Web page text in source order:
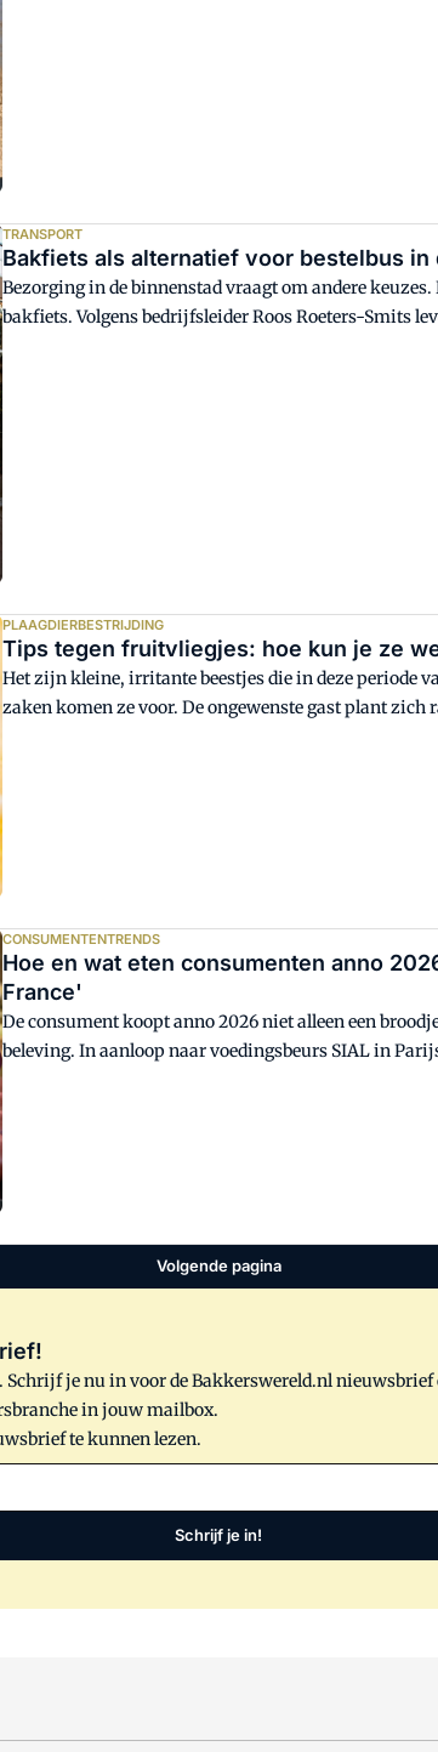
TRANSPORT
Bakfiets als alternatief voor bestelbus
Bezorging in de binnenstad vraagt om andere
bakfiets. Volgens bedrijfsleider Roos Roeters-Smits
PLAAGDIERBESTRIJDING
Tips tegen fruitvliegjes: hoe kun je ze
Het zijn kleine, irritante beestjes die in deze periode
zaken komen ze voor. De ongewenste gast plant
CONSUMENTENTRENDS
Hoe en wat eten consumenten anno
France'
De consument koopt anno 2026 niet alleen een
beleving. In aanloop naar voedingsbeurs SIAL in
Volgende pagina
je nu in voor de Bakkerswereld.nl
in jouw mailbox.
te kunnen lezen.
Schrijf je in!